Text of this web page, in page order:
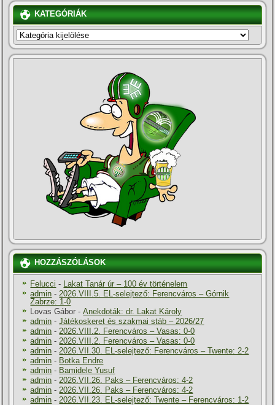
KATEGÓRIÁK
KATEGÓRIÁK
HOZZÁSZÓLÁSOK
Felucci - Lakat Tanár úr – 100 év történelem
admin -2026.VIII.5. EL-selejtező: Ferencváros – Górnik
Zabrze: 1-0
Lovas Gábor -Anekdoták: dr. Lakat Károly
admin -Játékoskeret és szakmai stáb – 2026/27
admin -2026.VIII.2. Ferencváros – Vasas: 0-0
admin -2026.VIII.2. Ferencváros – Vasas: 0-0
admin -2026.VII.30. EL-selejtező: Ferencváros – Twente: 2-2
admin - Botka Endre
admin - Bamidele Yusuf
admin -2026.VII.26. Paks – Ferencváros: 4-2
admin -2026.VII.26. Paks – Ferencváros: 4-2
admin -2026.VII.23. EL-selejtező: Twente – Ferencváros: 1-2